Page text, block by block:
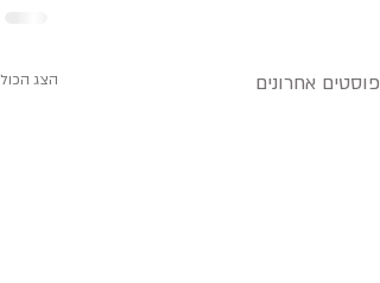
פוסטים אחרונים הצג הכול